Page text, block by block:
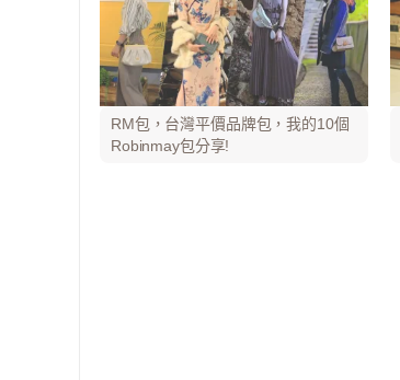
RM包，台灣平價品牌包，我的10個
Robinmay包分享!